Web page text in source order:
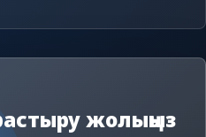
жолыңыз